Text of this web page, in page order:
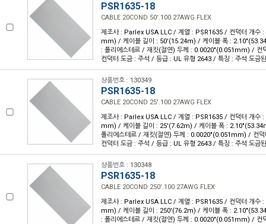
PSR1635-18
CABLE 20COND 50'.100 27AWG FLEX
제조사 : Parlex USA LLC / 계열 : PSR1635 / 컨덕터 개수
mm) / 케이블 길이 : 50'(15.24m) / 케이블 폭 :
: 폴리에스테르 / 재킷(절연) 두께 : 0.0020"(0.051mm) / 컨
컨덕터 도금 : 주석 / 등급 : UL 유형 2643 / 특징 : 주석 도금
상품번호 : 130349
PSR1635-18
CABLE 20COND 25'.100 27AWG FLEX
제조사 : Parlex USA LLC / 계열 : PSR1635 / 컨덕터 개수
mm) / 케이블 길이 : 25'(7.62m) / 케이블 폭 :
폴리에스테르 / 재킷(절연) 두께 : 0.0020"(0.051mm) / 컨덕
컨덕터 도금 : 주석 / 등급 : UL 유형 2643 / 특징 : 주석 도금
상품번호 : 130348
PSR1635-18
CABLE 20COND 250'.100 27AWG FLEX
제조사 : Parlex USA LLC / 계열 : PSR1635 / 컨덕터 개수
mm) / 케이블 길이 : 250'(76.2m) / 케이블 폭 :
: 폴리에스테르 / 재킷(절연) 두께 : 0.0020"(0.051mm) / 컨